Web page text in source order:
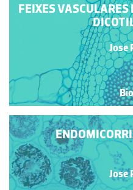
FEIXES
Jose
Jose